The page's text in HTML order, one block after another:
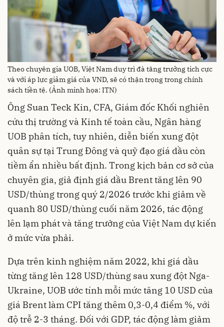
Theo chuyên gia UOB, Việt Nam duy trì đà tăng trưởng tich cực
và với áp lực giảm giá của VND, sẽ có thận trọng trong chính
sách tiền tệ. (Ảnh minh họa: ITN)
Ông Suan Teck Kin, CFA, Giám đốc Khối nghiên
cứu thị trường và Kinh tế toàn cầu, Ngân hàng
UOB phân tích, tuy nhiên, diễn biến xung đột
quân sự tại Trung Đông và quỹ đạo giá dầu còn
tiềm ẩn nhiều bất định. Trong kịch bản cơ sở của
chuyên gia, giả định giá dầu Brent tăng lên 90
USD/thùng trong quý 2/2026 trước khi giảm về
quanh 80 USD/thùng cuối năm 2026, tác động
lên lạm phát và tăng trưởng của Việt Nam dự kiến
ở mức vừa phải.
Dựa trên kinh nghiệm năm 2022, khi giá dầu
từng tăng lên 128 USD/thùng sau xung đột Nga-
Ukraine, UOB ước tính mỗi mức tăng 10 USD của
giá Brent làm CPI tăng thêm 0,3-0,4 điểm %, với
độ trễ 2-3 tháng. Đối với GDP, tác động làm giảm